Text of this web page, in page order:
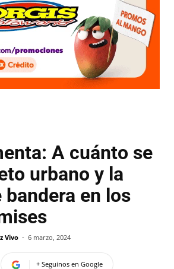
A cuánto se
urbano y la
bandera en los
Vivo - 6 marzo, 2024
+ Seguinos en Google